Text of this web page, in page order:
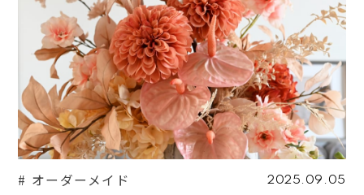
# オーダーメイド 2025.09.05